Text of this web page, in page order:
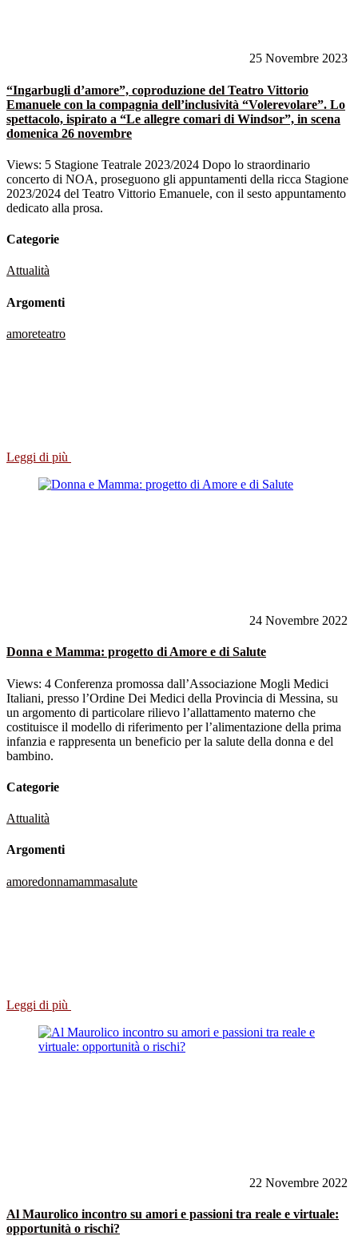
25 Novembre 2023
“Ingarbugli d’amore”, coproduzione del Teatro Vittorio
Emanuele con la compagnia dell’inclusività “Volerevolare”. Lo
spettacolo, ispirato a “Le allegre comari di Windsor”, in scena
domenica 26 novembre
Views: 5 Stagione Teatrale 2023/2024 Dopo lo straordinario
concerto di NOA, proseguono gli appuntamenti della ricca Stagione
2023/2024 del Teatro Vittorio Emanuele, con il sesto appuntamento
dedicato alla prosa.
Categorie
Attualità
Argomenti
amoreteatro
Leggi di più
24 Novembre 2022
Donna e Mamma: progetto di Amore e di Salute
Views: 4 Conferenza promossa dall’Associazione Mogli Medici
Italiani, presso l’Ordine Dei Medici della Provincia di Messina, su
un argomento di particolare rilievo l’allattamento materno che
costituisce il modello di riferimento per l’alimentazione della prima
infanzia e rappresenta un beneficio per la salute della donna e del
bambino.
Categorie
Attualità
Argomenti
amoredonnamammasalute
Leggi di più
22 Novembre 2022
Al Maurolico incontro su amori e passioni tra reale e virtuale:
opportunità o rischi?